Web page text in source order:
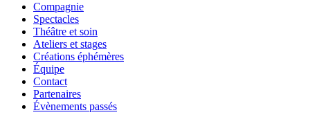
Compagnie
Spectacles
Théâtre et soin
Ateliers et stages
Créations éphémères
Équipe
Contact
Partenaires
Évènements passés